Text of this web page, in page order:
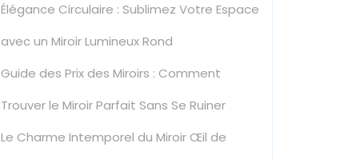
Élégance Circulaire : Sublimez Votre Espace
avec un Miroir Lumineux Rond
Guide des Prix des Miroirs : Comment
Trouver le Miroir Parfait Sans Se Ruiner
Le Charme Intemporel du Miroir Œil de